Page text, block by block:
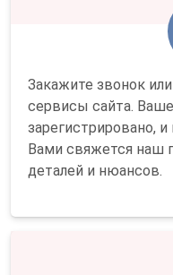
Закажите звонок
сервисы сайта.
зарегистрировано,
Вами свяжется наш
деталей и нюансов.